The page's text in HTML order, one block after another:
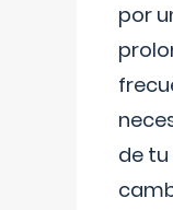
por
de